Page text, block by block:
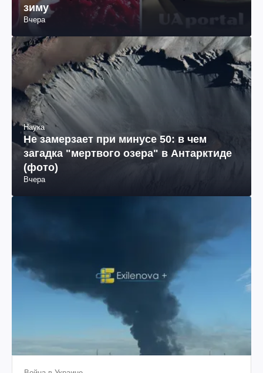
зиму
Вчера
Наука
Не замерзает при минусе 50: в чем
загадка "мертвого озера" в Антарктиде
(фото)
Вчера